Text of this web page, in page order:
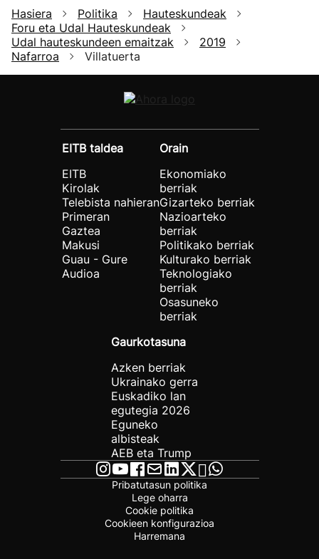
Hasiera Politika
Hauteskundeak
Foru eta Udal Hauteskundeak
Udal hauteskundeen emaitzak
2019
Nafarroa
Villatuerta
EITB taldea
EITB
Kirolak
Telebista nahieran
Primeran
Gaztea
Makusi
Guau - Gure
Audioa
Orain
Ekonomiako
berriak
Gizarteko berriak
Nazioarteko
berriak
Politikako berriak
Kulturako berriak
Teknologiako
berriak
Osasuneko
berriak
Gaurkotasuna
Azken berriak
Ukrainako gerra
Euskadiko lan
egutegia 2026
Eguneko
albisteak
AEB eta Trump
Pribatutasun politika
Lege oharra
Cookie politika
Cookieen konfigurazioa
Harremana